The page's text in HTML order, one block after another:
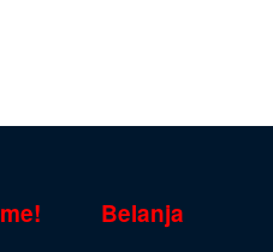
Belanja